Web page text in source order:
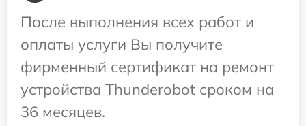
После выполнения всех работ и
оплаты услуги Вы получите
фирменный сертификат на ремонт
устройства Thunderobot сроком на
36 месяцев.